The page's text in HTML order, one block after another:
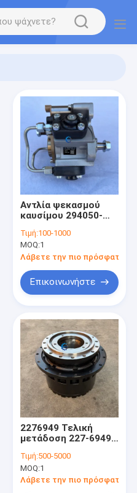
Αντλία ψεκασμού
καυσίμου 294050-
για κινητήρα 6HK1
Hitachi ZAX330-3
ZAX350-3 CASE
CX290 CX300 SANY
SY365
Τιμή:100-1000
MOQ:1
Λάβετε την πιο πρόσφατη
Επικοινωνήστε
2276949 Τελική
μετάδοση 227-6949
323D Κιβώτιο
ταχυτήτων κίνησης
Τιμή:500-5000
MOQ:1
Λάβετε την πιο πρόσφατη